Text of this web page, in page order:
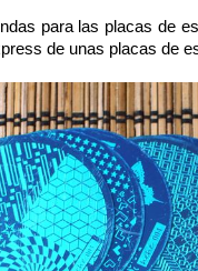
para las placas de
de unas placas de